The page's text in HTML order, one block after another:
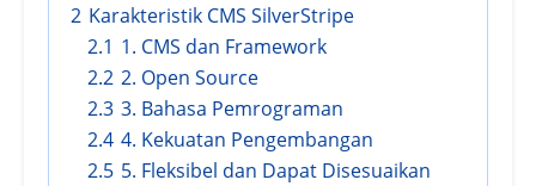
2 Karakteristik CMS SilverStripe
2.1 1. CMS dan Framework
2.2 2. Open Source
2.3 3. Bahasa Pemrograman
2.4 4. Kekuatan Pengembangan
2.5 5. Fleksibel dan Dapat Disesuaikan